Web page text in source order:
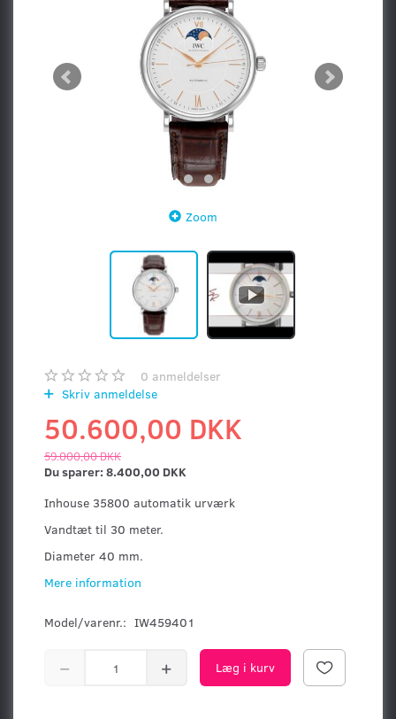
Zoom
0 anmeldelser
Skriv anmeldelse
50.600,00 DKK
59.000,00 DKK
Du sparer: 8.400,00 DKK
Inhouse 35800 automatik urværk
Vandtæt til 30 meter.
Diameter 40 mm.
Mere information
Model/varenr.: IW459401
Læg i kurv